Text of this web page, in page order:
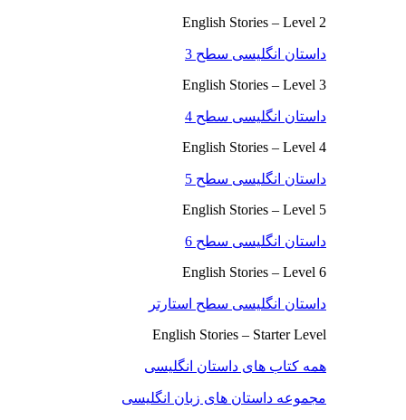
English Stories – Level 2
داستان انگلیسی سطح 3
English Stories – Level 3
داستان انگلیسی سطح 4
English Stories – Level 4
داستان انگلیسی سطح 5
English Stories – Level 5
داستان انگلیسی سطح 6
English Stories – Level 6
داستان انگلیسی سطح استارتر
English Stories – Starter Level
همه کتاب های داستان انگلیسی
مجموعه داستان های زبان انگلیسی